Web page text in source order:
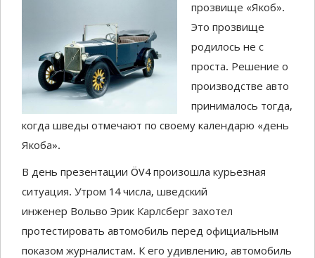
прозвище «Якоб».
Это прозвище
родилось не с
проста. Решение о
производстве авто
принималось тогда,
когда шведы отмечают по своему календарю «день
Якоба».
В день презентации ÖV4 произошла курьезная
ситуация. Утром 14 числа, шведский
инженер Вольво Эрик Карлсберг захотел
протестировать автомобиль перед официальным
показом журналистам. К его удивлению, автомобиль